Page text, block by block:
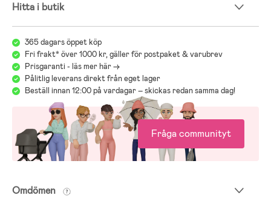
Hitta i butik
365 dagars öppet köp
Fri frakt* över 1000 kr, gäller för postpaket & varubrev
Prisgaranti - läs mer här ->
Pålitlig leverans direkt från eget lager
Beställ innan 12:00 på vardagar – skickas redan samma dag!
Fråga communityt
Omdömen